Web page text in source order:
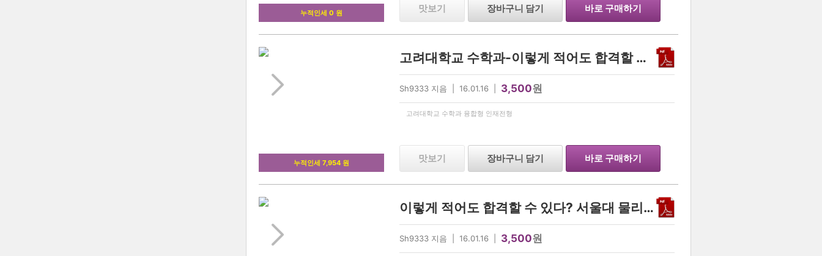
누적인세 0 원 맛보기 장바구니 담기 바로 구매하기
누적인세 7,954 원
고려대학교 수학과-이렇게 적어도 합격할 수 있다?
Sh9333 지음 | 16.01.16 | 3,500원
고려대학교 수학과 융합형 인재전형
맛보기 장바구니 담기 바로 구매하기
이렇게 적어도 합격할 수 있다? 서울대 물리학과(천문)
Sh9333 지음 | 16.01.16 | 3,500원